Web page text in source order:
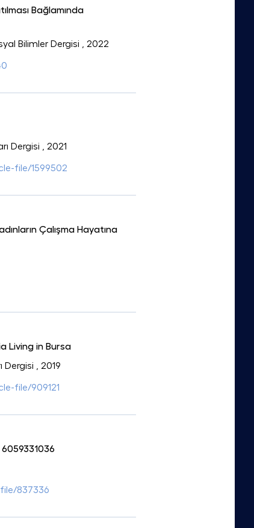
Bağlamında
Bilimler Dergisi , 2022
Dergisi , 2021
file/1599502
Çalışma Hayatına
Living in Bursa
Dergisi , 2019
file/909121
6059331036
837336